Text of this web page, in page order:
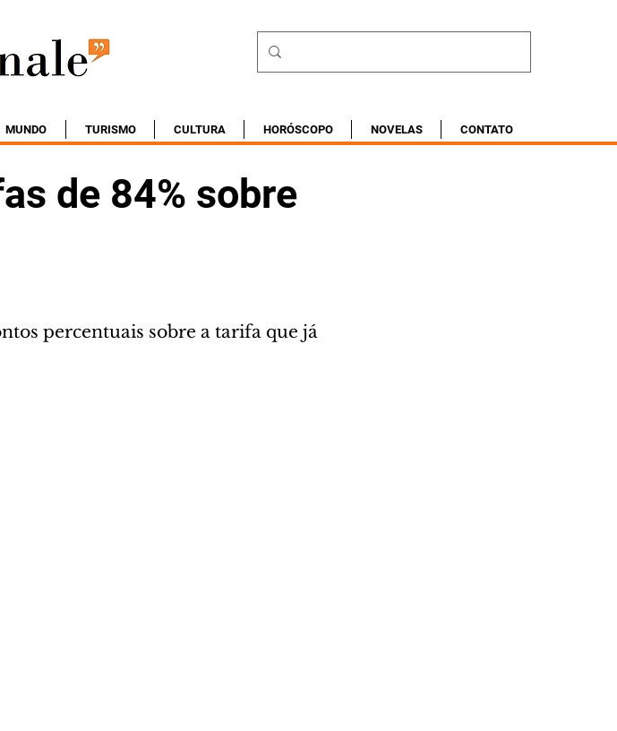
MUNDO TURISMO CULTURA HORÓSCOPO NOVELAS CONTATO
de 84% sobre
percentuais sobre a tarifa que já